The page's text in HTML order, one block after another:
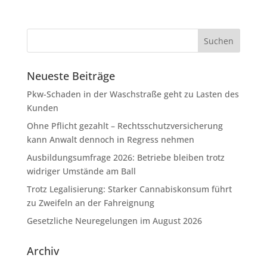
Neueste Beiträge
Pkw-Schaden in der Waschstraße geht zu Lasten des
Kunden
Ohne Pflicht gezahlt – Rechtsschutzversicherung
kann Anwalt dennoch in Regress nehmen
Ausbildungsumfrage 2026: Betriebe bleiben trotz
widriger Umstände am Ball
Trotz Legalisierung: Starker Cannabiskonsum führt
zu Zweifeln an der Fahreignung
Gesetzliche Neuregelungen im August 2026
Archiv